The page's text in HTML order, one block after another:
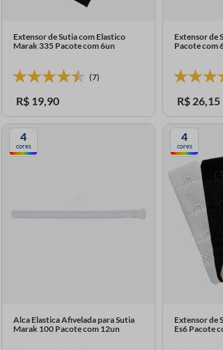
Extensor de Sutia com Elastico
Marak 335 Pacote com 6un
(7)
R$ 19 90
Extensor de
Pacote com
R$ 26 15
4
cores
Alca Elastica Afivelada para Sutia
Marak 100 Pacote com 12un
4
cores
Extensor de
Es6 Pacote